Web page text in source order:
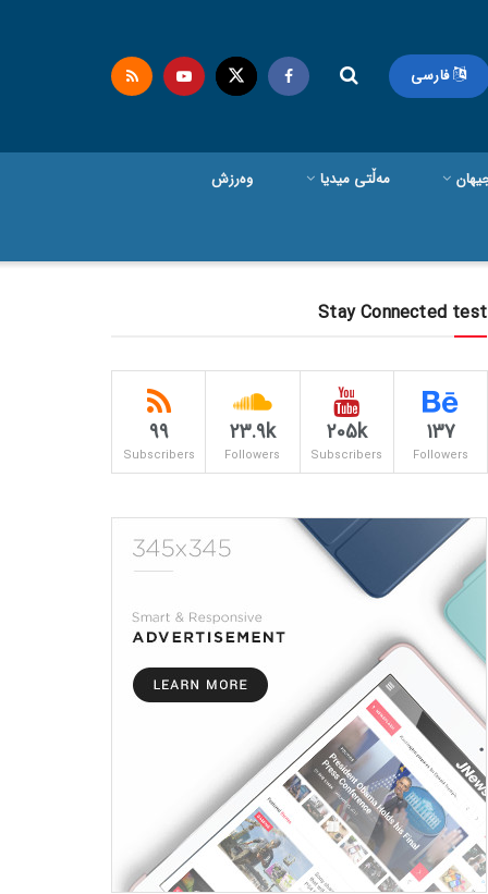
فارسی
مەڵتی میدیا وەرزش
Stay Connected test
137
Followers
205k
Subscribers
23.9k
Followers
99
Subscribers